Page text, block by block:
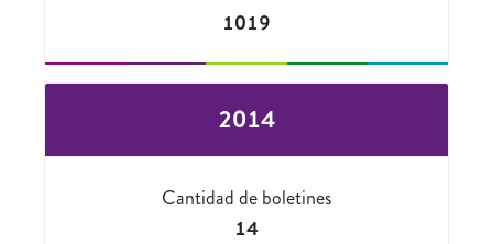
1019
2014
Cantidad de boletines
14